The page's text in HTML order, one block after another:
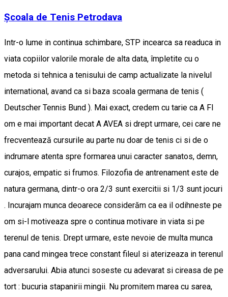
Școala de Tenis Petrodava
Intr-o lume in continua schimbare, STP incearca sa readuca in
viata copiilor valorile morale de alta data, împletite cu o
metoda si tehnica a tenisului de camp actualizate la nivelul
international, avand ca si baza scoala germana de tenis (
Deutscher Tennis Bund ). Mai exact, credem cu tarie ca A FI
om e mai important decat A AVEA si drept urmare, cei care ne
frecventează cursurile au parte nu doar de tenis ci si de o
indrumare atenta spre formarea unui caracter sanatos, demn,
curajos, empatic si frumos. Filozofia de antrenament este de
natura germana, dintr-o ora 2/3 sunt exercitii si 1/3 sunt jocuri
. Incurajam munca deoarece considerăm ca ea il odihneste pe
om si-l motiveaza spre o continua motivare in viata si pe
terenul de tenis. Drept urmare, este nevoie de multa munca
pana cand mingea trece constant fileul si aterizeaza in terenul
adversarului. Abia atunci soseste cu adevarat si cireasa de pe
tort : bucuria stapanirii mingii. Nu promitem marea cu sarea,